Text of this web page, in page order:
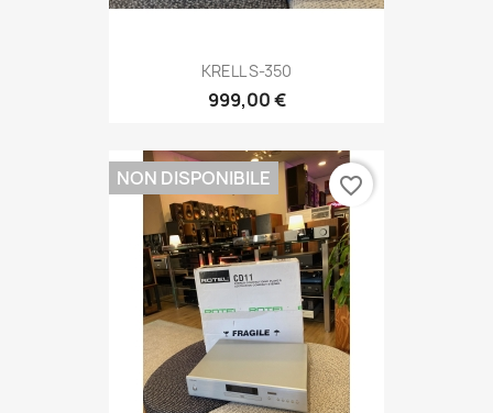
KRELL S-350
999,00 €
NON DISPONIBILE favorite_border